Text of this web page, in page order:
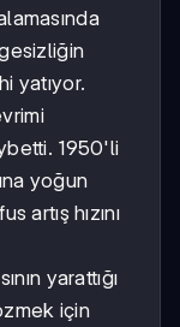
yatıyor.
1950'li
yoğun
artış hızını
yarattığı
için